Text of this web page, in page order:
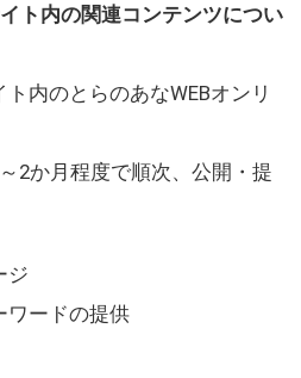
ト内の関連コンテンツについ
内のとらのあなWEBオンリ
2か月程度で順次、公開・提
ジ
ワードの提供